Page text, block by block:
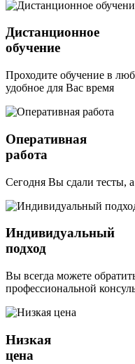
Дистанционное
обучение
Проходите обучение в
удобное для Вас время
Оперативная
работа
Сегодня Вы сдали тесты,
Индивидуальный
подход
Вы всегда можете
профессиональной
Низкая
цена